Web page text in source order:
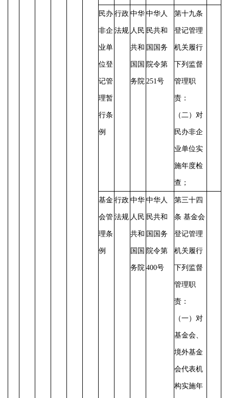
民办
非企
业单
位登
记管
理暂
行条
例
行政
法规
中华
人民
共和
国国
务院
中华人
民共和
国国务
院令第
251号
第十九条
登记管理
机关履行
下列监督
管理职
责：
（二）对
民办非企
业单位实
施年度检
查；
基金
会管
理条
例
行政
法规
中华
人民
共和
国国
务院
中华人
民共和
国国务
院令第
400号
第三十四
条 基金会
登记管理
机关履行
下列监督
管理职
责：
（一）对
基金会、
境外基金
会代表机
构实施年